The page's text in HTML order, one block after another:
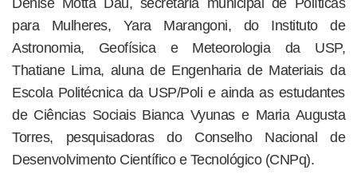
Denise Motta Dau, secretária municipal de Políticas
para Mulheres, Yara Marangoni, do Instituto de
Astronomia, Geofísica e Meteorologia da USP,
Thatiane Lima, aluna de Engenharia de Materiais da
Escola Politécnica da USP/Poli e ainda as estudantes
de Ciências Sociais Bianca Vyunas e Maria Augusta
Torres, pesquisadoras do Conselho Nacional de
Desenvolvimento Científico e Tecnológico (CNPq).